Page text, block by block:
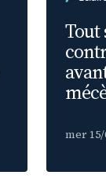
Tout
mer 15/